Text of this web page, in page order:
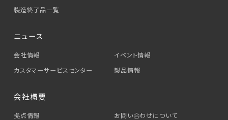
製造終了品一覧
ニュース
会社情報
イベント情報
カスタマーサービス センター 製品情報
会社概要
拠点情報
お問い合わせについて